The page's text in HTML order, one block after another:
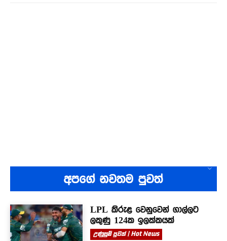
අපගේ නවතම පුවත්
LPL කිරුළ වෙනුවෙන් ගාල්ලට
ලකුණු 124ක ඉලක්කයක්
උණුසුම් පුවත් | Hot News